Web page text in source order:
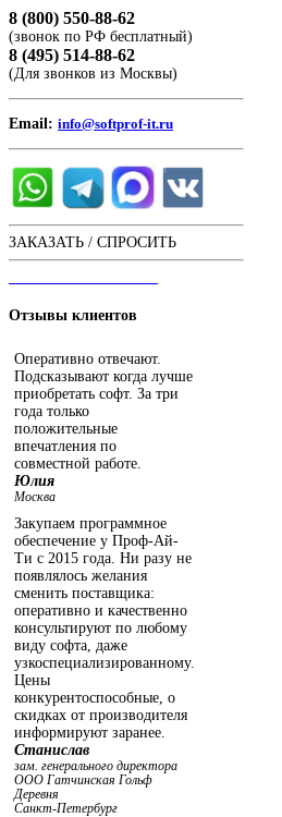
8 (800) 550-88-62
(звонок по РФ бесплатный)
8 (495) 514-88-62
(Для звонков из Москвы)
Email: info@softprof-it.ru
ЗАКАЗАТЬ / СПРОСИТЬ
Отзывы клиентов
Оперативно отвечают.
Подсказывают когда лучше
приобретать софт. За три
года только
положительные
впечатления по
совместной работе.
Юлия
Москва
Закупаем программное
обеспечение у Проф-Ай-
Ти с 2015 года. Ни разу не
появлялось желания
сменить поставщика:
оперативно и качественно
консультируют по любому
виду софта, даже
узкоспециализированному.
Цены
конкурентоспособные, о
скидках от производителя
информируют заранее.
Станислав
зам. генерального директора
ООО Гатчинская Гольф
Деревня
Санкт-Петербург